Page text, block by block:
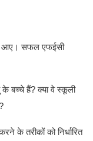
आए। सफल एफईसी
के बच्चे हैं? क्या वे स्कूली
के तरीकों को निर्धारित